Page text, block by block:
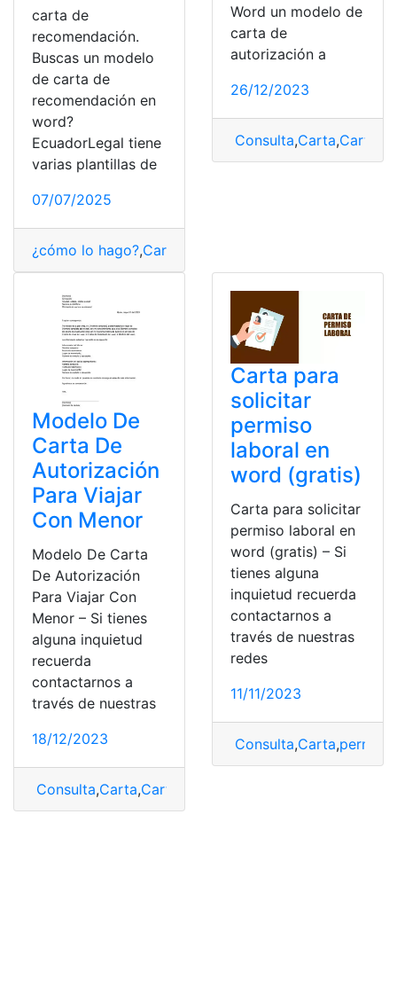
carta de
recomendación.
Buscas un modelo
de carta de
recomendación en
word?
EcuadorLegal tiene
varias plantillas de
07/07/2025
¿cómo lo hago?,Carta de recomendación
Word un modelo de
carta de
autorización a
26/12/2023
Consulta,Carta,Carta
Modelo De
Carta De
Autorización
Para Viajar
Con Menor
Modelo De Carta
De Autorización
Para Viajar Con
Menor – Si tienes
alguna inquietud
recuerda
contactarnos a
través de nuestras
18/12/2023
Consulta,Carta,Carta de autorización
Carta para
solicitar
permiso
laboral en
word (gratis)
Carta para solicitar
permiso laboral en
word (gratis) – Si
tienes alguna
inquietud recuerda
contactarnos a
través de nuestras
redes
11/11/2023
Consulta,Carta,permiso